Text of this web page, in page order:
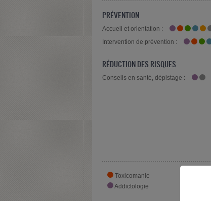
PRÉVENTION
Accueil et orientation :
Intervention de prévention :
RÉDUCTION DES RISQUES
Conseils en santé, dépistage :
Toxicomanie
Addictologie